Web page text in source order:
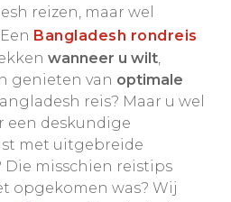
reizen, maar wel
Bangladesh rondreis
wanneer u wilt,
genieten van optimale
reis? Maar u wel
een deskundige
met uitgebreide
misschien reistips
opgekomen was? Wij